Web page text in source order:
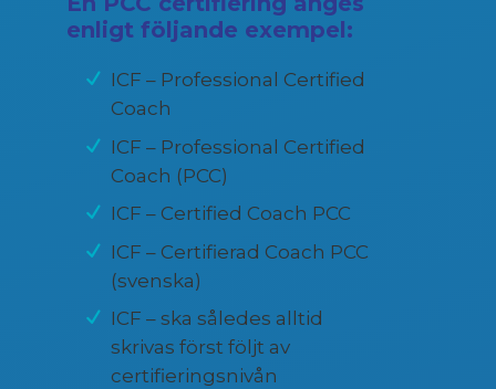
enligt följande exempel:
ICF – Professional Certified
Coach
ICF – Professional Certified
Coach (PCC)
ICF – Certified Coach PCC
ICF – Certifierad Coach PCC
(svenska)
ICF – ska således alltid
skrivas först följt av
certifieringsnivån